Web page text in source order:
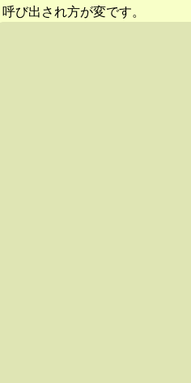
呼び出され方が変です。